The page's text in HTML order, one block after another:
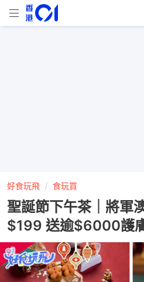
好食玩飛 食玩買
聖誕節下午茶｜將軍
$199 送逾$6000護